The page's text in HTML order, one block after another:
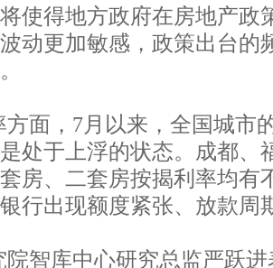
使得地方政府在房地产政
动更加敏感，政策出台的
方面，7月以来，全国城市
处于上浮的状态。成都、
房、二套房按揭利率均有
行出现额度紧张、放款周
院智库中心研究总监严跃